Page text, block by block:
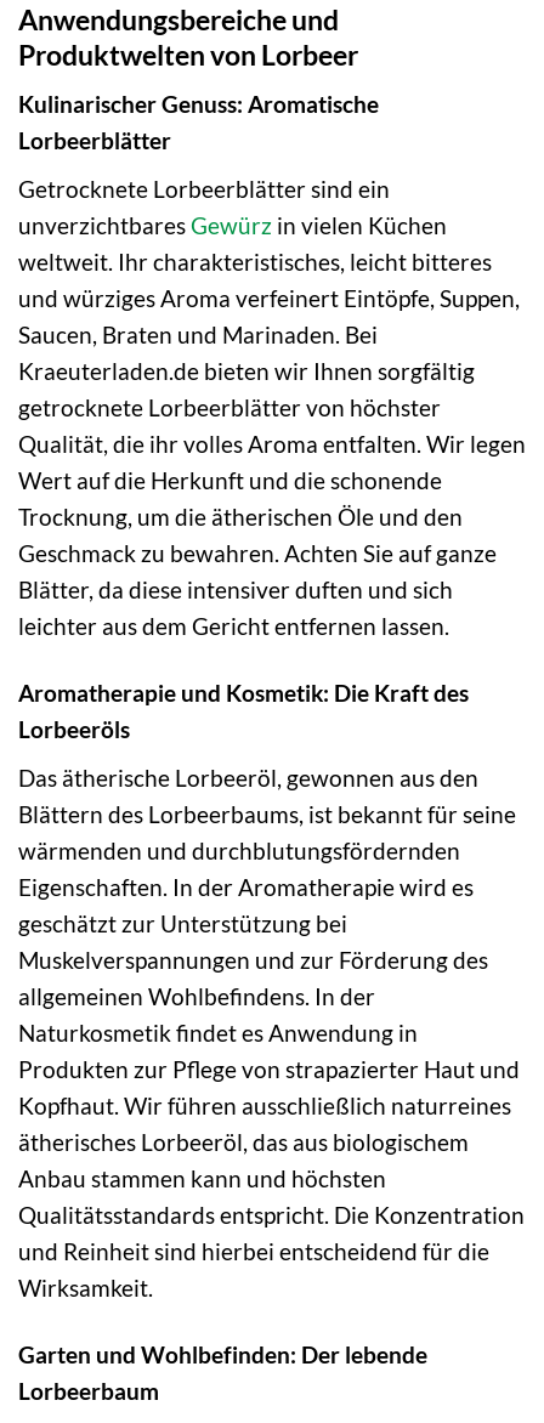
Anwendungsbereiche und
Produktwelten von Lorbeer
Kulinarischer Genuss: Aromatische
Lorbeerblätter
Getrocknete Lorbeerblätter sind ein
unverzichtbaresGewürz in vielen Küchen
weltweit. Ihr charakteristisches, leicht bitteres
und würziges Aroma verfeinert Eintöpfe, Suppen,
Saucen, Braten und Marinaden. Bei
Kraeuterladen.de bieten wir Ihnen sorgfältig
getrocknete Lorbeerblätter von höchster
Qualität, die ihr volles Aroma entfalten. Wir legen
Wert auf die Herkunft und die schonende
Trocknung, um die ätherischen Öle und den
Geschmack zu bewahren. Achten Sie auf ganze
Blätter, da diese intensiver duften und sich
leichter aus dem Gericht entfernen lassen.
Aromatherapie und Kosmetik: Die Kraft des
Lorbeeröls
Das ätherische Lorbeeröl, gewonnen aus den
Blättern des Lorbeerbaums, ist bekannt für seine
wärmenden und durchblutungsfördernden
Eigenschaften. In der Aromatherapie wird es
geschätzt zur Unterstützung bei
Muskelverspannungen und zur Förderung des
allgemeinen Wohlbefindens. In der
Naturkosmetik findet es Anwendung in
Produkten zur Pflege von strapazierter Haut und
Kopfhaut. Wir führen ausschließlich naturreines
ätherisches Lorbeeröl, das aus biologischem
Anbau stammen kann und höchsten
Qualitätsstandards entspricht. Die Konzentration
und Reinheit sind hierbei entscheidend für die
Wirksamkeit.
Garten und Wohlbefinden: Der lebende
Lorbeerbaum